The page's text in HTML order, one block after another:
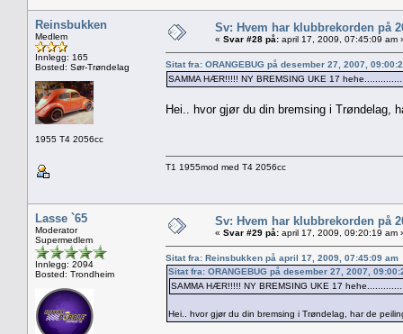
Reinsbukken
Medlem
Innlegg: 165
Bosted: Sør-Trøndelag
1955 T4 2056cc
Sv: Hvem har klubbrekorden på
« Svar #28 på: april 17, 2009, 07:45:09 am
Sitat fra: ORANGEBUG på desember 27, 2007,
SAMMA HÆR!!!!! NY BREMSING UKE 17
Hei.. hvor gjør du din bremsing i Trøndelag,
T1 1955mod med T4 2056cc
Lasse `65
Moderator
Supermedlem
Innlegg: 2094
Bosted: Trondheim
Sv: Hvem har klubbrekorden på
« Svar #29 på: april 17, 2009, 09:20:19 am
Sitat fra: Reinsbukken på april 17, 2009, 07:45:09 am
Sitat fra: ORANGEBUG på desember 27, 2007,
SAMMA HÆR!!!!! NY BREMSING UKE 17
Hei.. hvor gjør du din bremsing i Trøndelag, har de